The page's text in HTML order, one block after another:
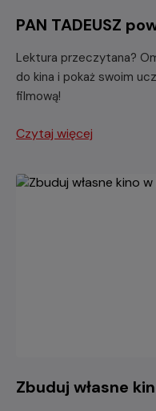
PAN TADEUSZ
Lektura przeczytana?
do kina i pokaż swoim
filmową!
Czytaj więcej
Zbuduj własne